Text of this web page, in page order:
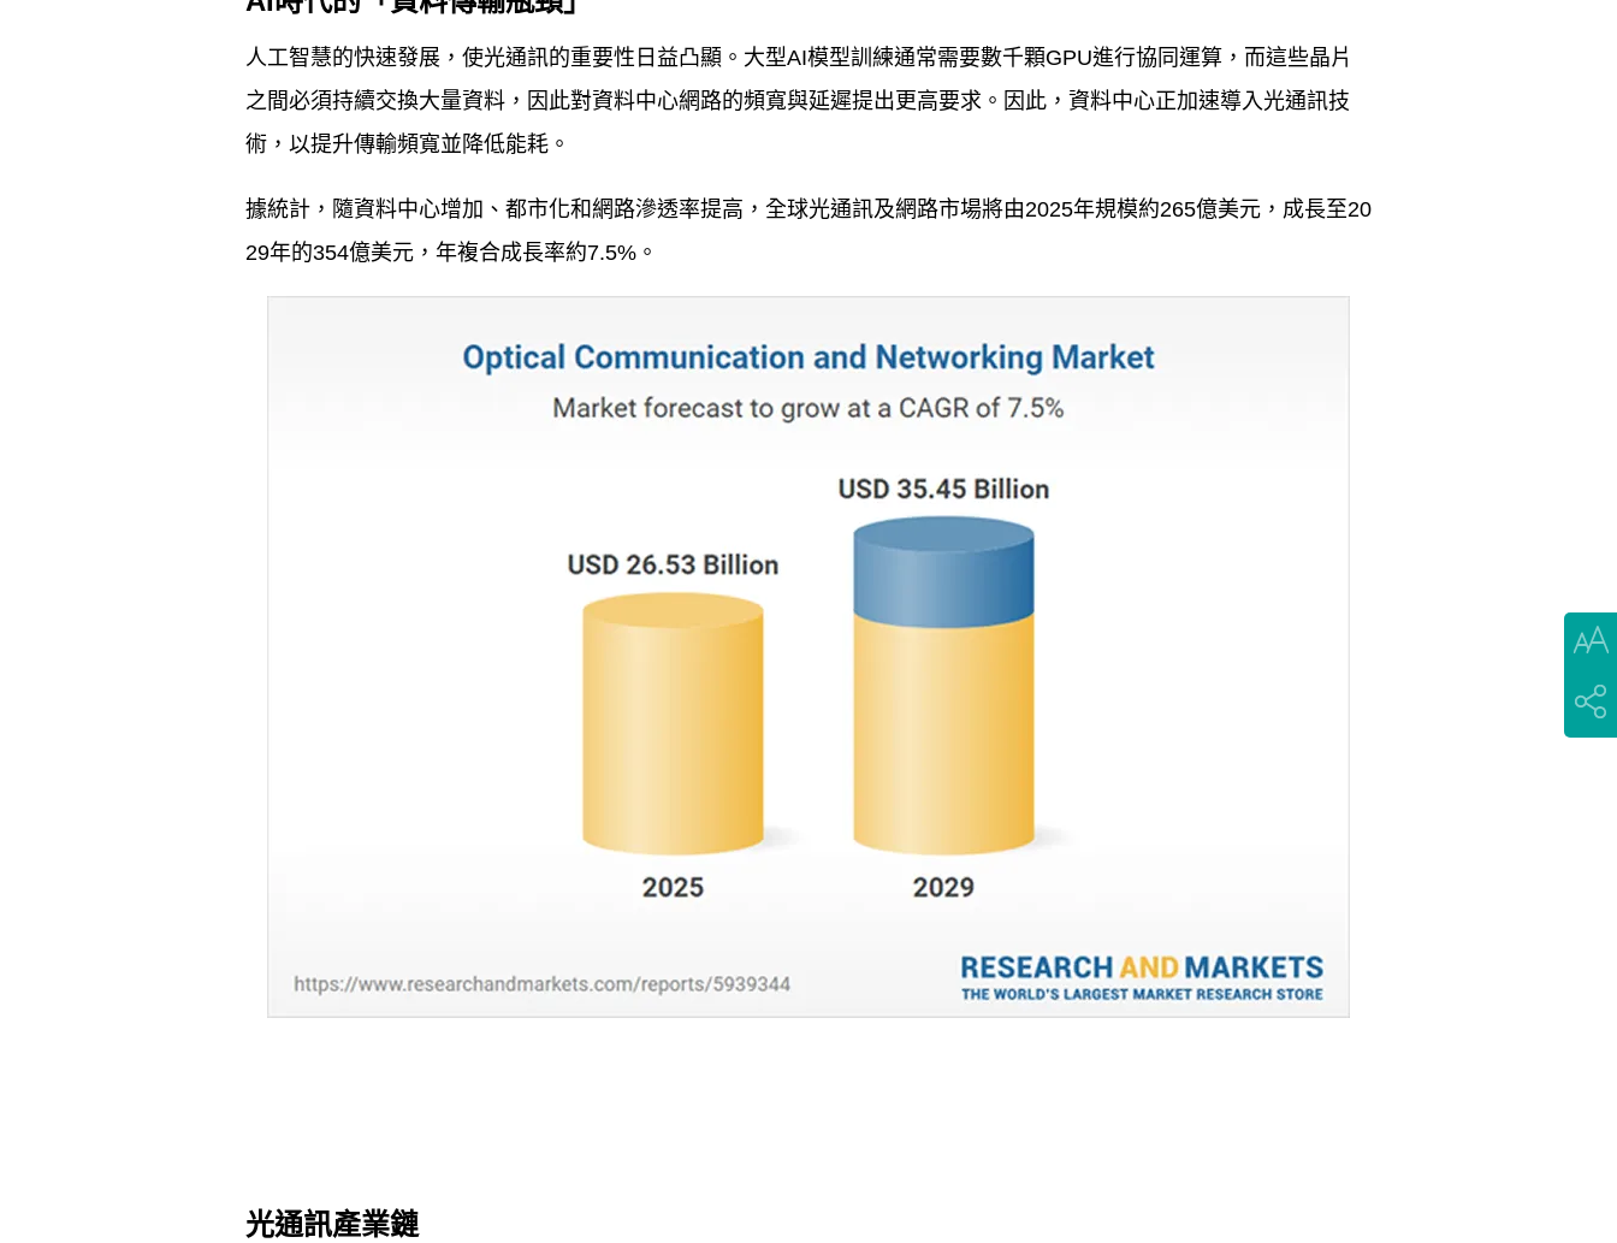
人工智慧的快速發展，使光通訊的重要性日益凸顯。大型AI模型訓練通常需要數千顆GPU進行協同運算，而這些晶片
之間必須持續交換大量資料，因此對資料中心網路的頻寬與延遲提出更高要求。因此，資料中心正加速導入光通訊技
術，以提升傳輸頻寬並降低能耗。
據統計，隨資料中心增加、都市化和網路滲透率提高，全球光通訊及網路市場將由2025年規模約265億美元，成長至20
29年的354億美元，年複合成長率約7.5%。
光通訊產業鏈